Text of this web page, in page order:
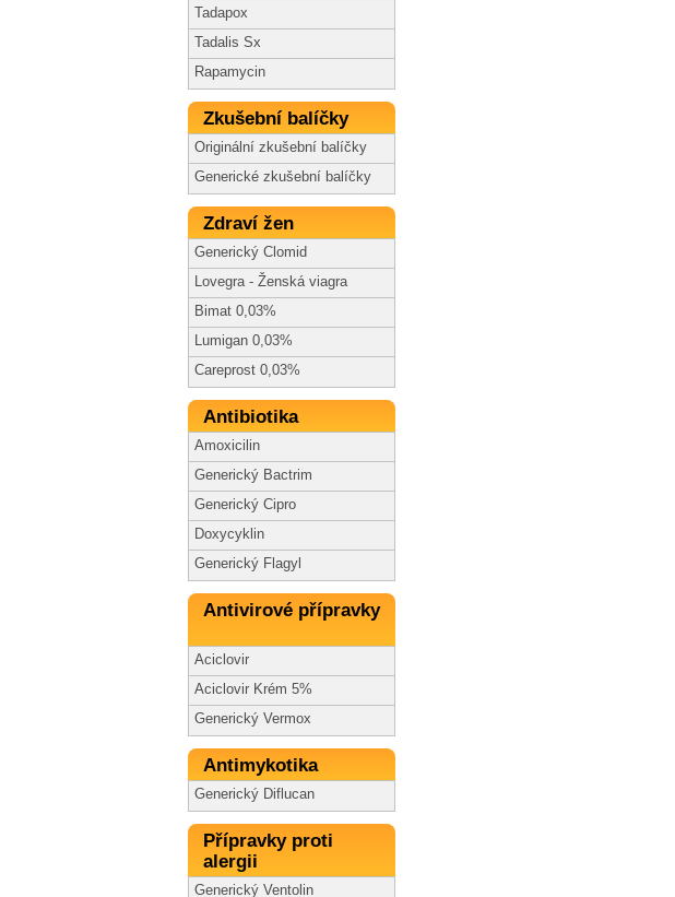
Tadapox
Tadalis Sx
Rapamycin
Zkušební balíčky
Originální zkušební balíčky
Generické zkušební balíčky
Zdraví žen
Generický Clomid
Lovegra - Ženská viagra
Bimat 0,03%
Lumigan 0,03%
Careprost 0,03%
Antibiotika
Amoxicilin
Generický Bactrim
Generický Cipro
Doxycyklin
Generický Flagyl
Antivirové přípravky
Aciclovir
Aciclovir Krém 5%
Generický Vermox
Antimykotika
Generický Diflucan
Přípravky proti
alergii
Generický Ventolin